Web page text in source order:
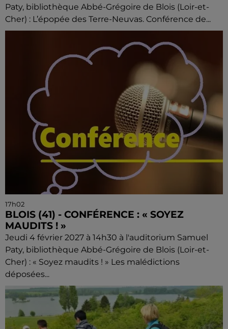
Paty, bibliothèque Abbé-Grégoire de Blois (Loir-et-
Cher) : L’épopée des Terre-Neuvas. Conférence de...
17h02
BLOIS (41) - CONFÉRENCE : « SOYEZ
MAUDITS ! »
Jeudi 4 février 2027 à 14h30 à l'auditorium Samuel
Paty, bibliothèque Abbé-Grégoire de Blois (Loir-et-
Cher) : « Soyez maudits ! » Les malédictions
déposées...